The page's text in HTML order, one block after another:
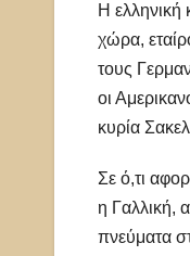
Η ελληνική
χώρα,
τους
οι
κυρία
Σε ό,τι
η Γαλλική,
πνεύματα